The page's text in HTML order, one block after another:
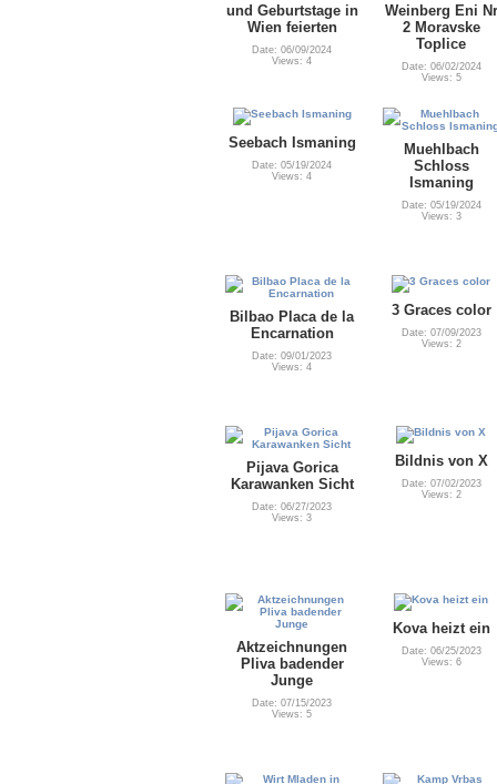
und Geburtstage in
Wien feierten
Date: 06/09/2024
Views: 4
Weinberg Eni Nr
2 Moravske
Toplice
Date: 06/02/2024
Views: 5
Seebach Ismaning
Date: 05/19/2024
Views: 4
Muehlbach
Schloss
Ismaning
Date: 05/19/2024
Views: 3
Bilbao Placa de la
Encarnation
Date: 09/01/2023
Views: 4
3 Graces color
Date: 07/09/2023
Views: 2
Pijava Gorica
Karawanken Sicht
Date: 06/27/2023
Views: 3
Bildnis von X
Date: 07/02/2023
Views: 2
Aktzeichnungen
Pliva badender
Junge
Date: 07/15/2023
Views: 5
Kova heizt ein
Date: 06/25/2023
Views: 6